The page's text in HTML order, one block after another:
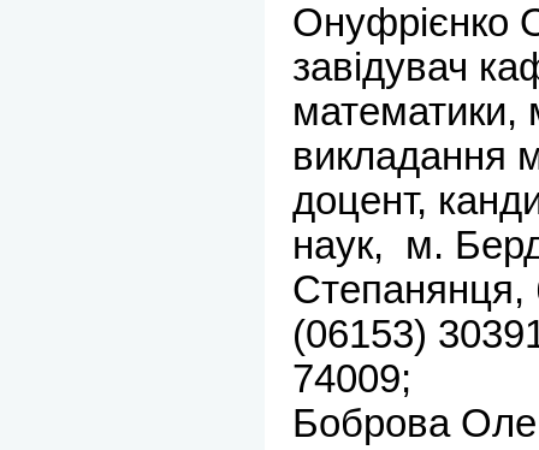
Онуфрієнко
завідувач
математики,
викладання
доцент,
наук, м.
Степанянця,
(06153)
74009;
Боброва